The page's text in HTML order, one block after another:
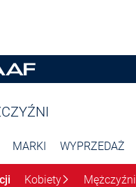
MARKI WYPRZEDAŻ
Kobiety Mężczyźni